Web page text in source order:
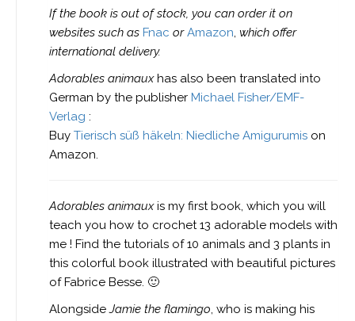
If the book is out of stock, you can order it on
websites such as Fnac or Amazon, which offer
international delivery.
Adorables animauxhas also been translated into
German by the publisher Michael Fisher/EMF-
Verlag :
Buy Tierisch süß häkeln: Niedliche Amigurumis on
Amazon.
Adorables animauxis my first book, which you will
teach you how to crochet 13 adorable models with
me ! Find the tutorials of 10 animals and 3 plants in
this colorful book illustrated with beautiful pictures
of Fabrice Besse. 🙂
AlongsideJamie the flamingo, who is making his